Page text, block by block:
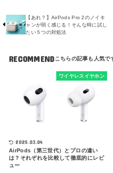
【あれ？】AirPods Pro 2のノイキ
ャンが弱く感じる！そんな時に試し
たい５つの対処法
RECOMMEND
ワイヤレスイヤホン
2025.03.04
AirPods（第三世代）とプロの違い
は？それぞれを比較して徹底的にレビ
ュー